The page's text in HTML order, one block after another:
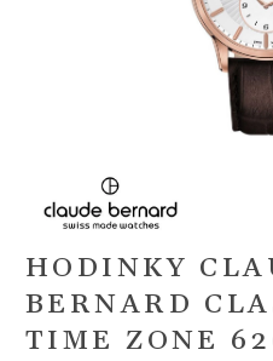
HODINKY
BERNARD
TIME ZONE